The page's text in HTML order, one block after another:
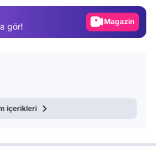
gör!
Magazin
içerikleri